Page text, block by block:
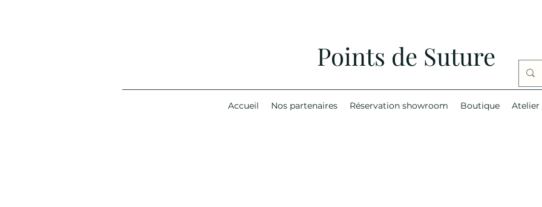
Points de Suture
Accueil Nos partenaires Réservation showroom Boutique Atelier